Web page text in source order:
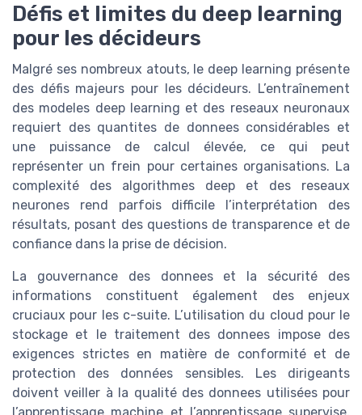
Défis et limites du deep learning
pour les décideurs
Malgré ses nombreux atouts, le deep learning présente
des défis majeurs pour les décideurs. L’entraînement
des modeles deep learning et des reseaux neuronaux
requiert des quantites de donnees considérables et
une puissance de calcul élevée, ce qui peut
représenter un frein pour certaines organisations. La
complexité des algorithmes deep et des reseaux
neurones rend parfois difficile l’interprétation des
résultats, posant des questions de transparence et de
confiance dans la prise de décision.
La gouvernance des donnees et la sécurité des
informations constituent également des enjeux
cruciaux pour les c-suite. L’utilisation du cloud pour le
stockage et le traitement des donnees impose des
exigences strictes en matière de conformité et de
protection des données sensibles. Les dirigeants
doivent veiller à la qualité des donnees utilisées pour
l’apprentissage machine et l’apprentissage supervise,